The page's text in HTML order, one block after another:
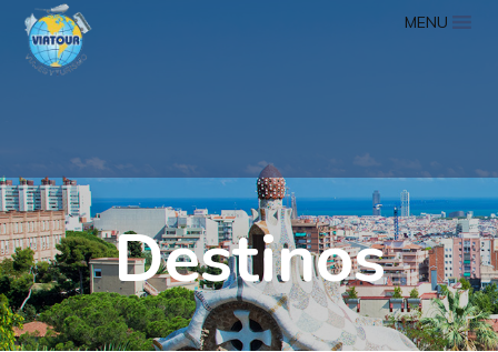
MENU
Destinos